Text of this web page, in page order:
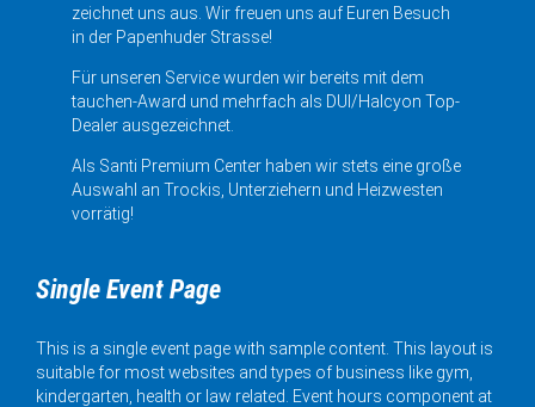
zeichnet uns aus. Wir freuen uns auf Euren Besuch
in der Papenhuder Strasse!
Für unseren Service wurden wir bereits mit dem
tauchen-Award und mehrfach als DUI/Halcyon Top-
Dealer ausgezeichnet.
Als Santi Premium Center haben wir stets eine große
Auswahl an Trockis, Unterziehern und Heizwesten
vorrätig!
Single Event Page
This is a single event page with sample content. This layout is
suitable for most websites and types of business like gym,
kindergarten, health or law related. Event hours component at